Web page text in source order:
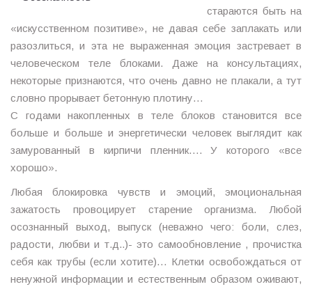
стараются быть на
«искусственном позитиве», не давая себе заплакать или
разозлиться, и эта не выраженная эмоция застревает в
человеческом теле блоками. Даже на консультациях,
некоторые признаются, что очень давно не плакали, а тут
словно прорывает бетонную плотину…
С годами накопленных в теле блоков становится все
больше и больше и энергетически человек выглядит как
замурованный в кирпичи пленник…. У которого «все
хорошо».
Любая блокировка чувств и эмоций, эмоциональная
зажатость провоцирует старение организма. Любой
осознанный выход, выпуск (неважно чего: боли, слез,
радости, любви и т.д..)- это самообновление , прочистка
себя как трубы (если хотите)… Клетки освобождаться от
ненужной информации и естественным образом оживают,